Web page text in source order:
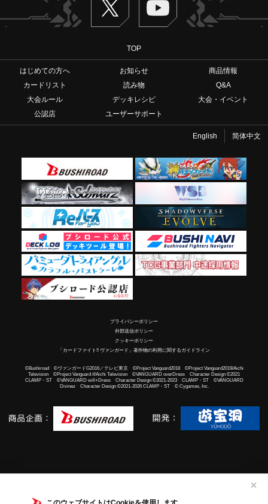
✕
TOP
はじめての方へ お知らせ
商品情報
カードリスト
読み物
Q&A
大会ルール
デッキレシピ
大会・イベント
公認店
ユーザーサポート
English 简体中文
プライバシーポリシー
外部送信ポリシー
クッキーポリシー
「カードファイト!! ヴァンガード」著作物の利用に関するガイドライン
©Bushiroad ©ヴァンガードG2016／テレビ東京 ©Project Vanguard2018 ©Project Vanguard2019/Aichi
Television ©Project Vanguard if/Aichi Television ©VANGUARD overDress Character Design ©2021
CLAMP・ST ©VANGUARD will+Dress Character Design ©2021-2023 CLAMP・ST ©VANGUARD
Divinez Character Design ©2021-2026 CLAMP・ST © Cygames, Inc.